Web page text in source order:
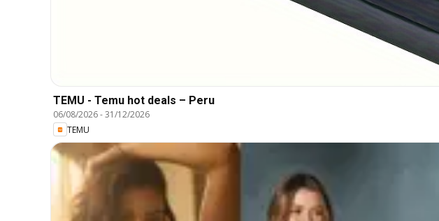
TEMU - Temu hot deals – Peru
06/08/2026-31/12/2026
TEMU